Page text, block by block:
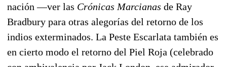
nación —ver las Crónicas Marcianas de Ray
Bradbury para otras alegorías del retorno de los
indios exterminados. La Peste Escarlata también es
en cierto modo el retorno del Piel Roja (celebrado